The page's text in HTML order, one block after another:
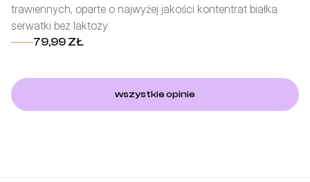
trawiennych, oparte o najwyżej jakości kontentrat białka
serwatki bez laktozy
79,99 ZŁ
wszystkie opinie